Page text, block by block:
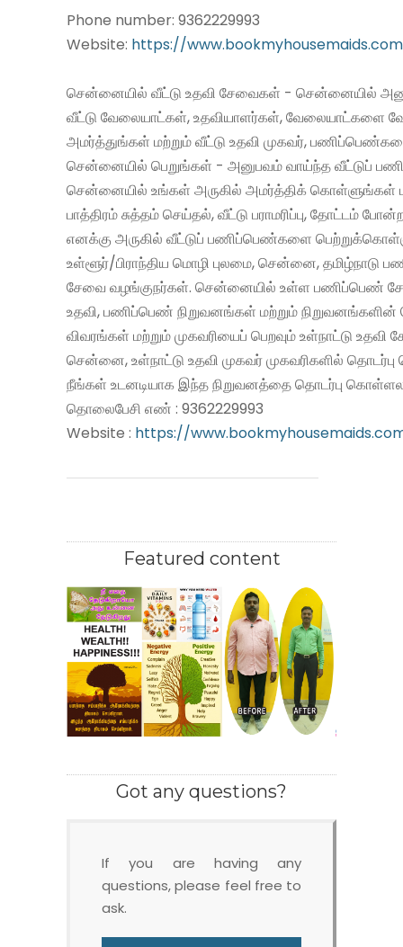
Phone number: 9362229993
Website: https://
சென்னையில் வீட்டு உதவி சேவைகள் - சென்னையில்
வீட்டு வேலையாட்கள், உதவியாளர்கள், வேலையாட்களை
அமர்த்துங்கள் மற்றும் வீட்டு உதவி முகவர்,
சென்னையில் பெறுங்கள் - அனுபவம் வாய்ந்த வீட்டுப்
சென்னையில் உங்கள் அருகில் அமர்த்திக் கொள்ளுங்கள்
பாத்திரம் சுத்தம் செய்தல், வீட்டு பராமரிப்பு, தோட்டம்
எனக்கு அருகில் வீட்டுப் பணிப்பெண்களை
உள்ளூர்/பிராந்திய மொழி புலமை, சென்னை, தமிழ்நாடு
சேவை வழங்குநர்கள். சென்னையில் உள்ள பணிப்பெண்
உதவி, பணிப்பெண் நிறுவனங்கள் மற்றும் நிறுவனங்களின்
விவரங்கள் மற்றும் முகவரியைப் பெறவும் உள்நாட்டு உதவி
சென்னை, உள்நாட்டு உதவி முகவர் முகவரிகளில்
நீங்கள் உடனடியாக இந்த நிறுவனத்தை தொடர்பு
தொலைபேசி எண் : 9362229993
Website : https://
Featured content
Got any questions?
If you are having any
questions, please feel free to
ask.